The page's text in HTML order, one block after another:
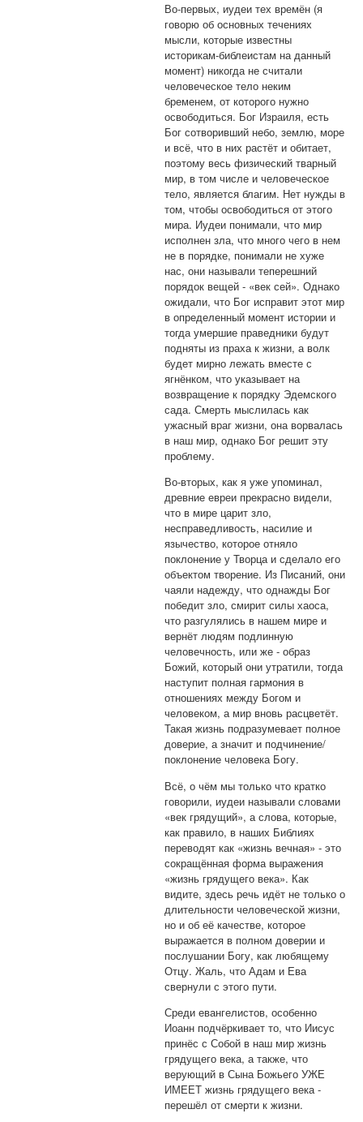
Во-первых, иудеи тех времён (я
говорю об основных течениях
мысли, которые известны
историкам-библеистам на данный
момент) никогда не считали
человеческое тело неким
бременем, от которого нужно
освободиться. Бог Израиля, есть
Бог сотворивший небо, землю, море
и всё, что в них растёт и обитает,
поэтому весь физический тварный
мир, в том числе и человеческое
тело, является благим. Нет нужды в
том, чтобы освободиться от этого
мира. Иудеи понимали, что мир
исполнен зла, что много чего в нем
не в порядке, понимали не хуже
нас, они называли теперешний
порядок вещей - «век сей». Однако
ожидали, что Бог исправит этот мир
в определенный момент истории и
тогда умершие праведники будут
подняты из праха к жизни, а волк
будет мирно лежать вместе с
ягнёнком, что указывает на
возвращение к порядку Эдемского
сада. Смерть мыслилась как
ужасный враг жизни, она ворвалась
в наш мир, однако Бог решит эту
проблему.
Во-вторых, как я уже упоминал,
древние евреи прекрасно видели,
что в мире царит зло,
несправедливость, насилие и
язычество, которое отняло
поклонение у Творца и сделало его
объектом творение. Из Писаний, они
чаяли надежду, что однажды Бог
победит зло, смирит силы хаоса,
что разгулялись в нашем мире и
вернёт людям подлинную
человечность, или же - образ
Божий, который они утратили, тогда
наступит полная гармония в
отношениях между Богом и
человеком, а мир вновь расцветёт.
Такая жизнь подразумевает полное
доверие, а значит и подчинение/
поклонение человека Богу.
Всё, о чём мы только что кратко
говорили, иудеи называли словами
«век грядущий», а слова, которые,
как правило, в наших Библиях
переводят как «жизнь вечная» - это
сокращённая форма выражения
«жизнь грядущего века». Как
видите, здесь речь идёт не только о
длительности человеческой жизни,
но и об её качестве, которое
выражается в полном доверии и
послушании Богу, как любящему
Отцу. Жаль, что Адам и Ева
свернули с этого пути.
Среди евангелистов, особенно
Иоанн подчёркивает то, что Иисус
принёс с Собой в наш мир жизнь
грядущего века, а также, что
верующий в Сына Божьего УЖЕ
ИМЕЕТ жизнь грядущего века -
перешёл от смерти к жизни.